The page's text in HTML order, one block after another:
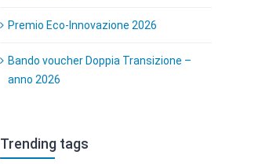
Premio Eco-Innovazione 2026
Bando voucher Doppia Transizione –
anno 2026
Trending tags